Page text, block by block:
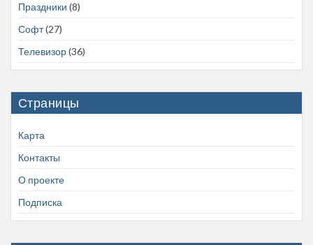
Праздники (8)
Софт(27)
Телевизор(36)
Страницы
Карта
Контакты
О проекте
Подписка